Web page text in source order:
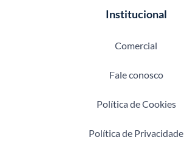
Institucional
Comercial
Fale conosco
Política de Cookies
Política de Privacidade